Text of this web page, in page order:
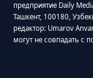
предприятие Daily
Ташкент, 100180,
редактор: Umarov
могут не совпадать с